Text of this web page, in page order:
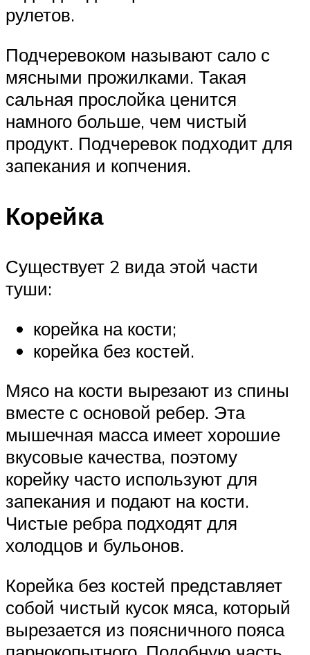
рулетов.
Подчеревоком называют сало с
мясными прожилками. Такая
сальная прослойка ценится
намного больше, чем чистый
продукт. Подчеревок подходит для
запекания и копчения.
Корейка
Существует 2 вида этой части
туши:
корейка на кости;
корейка без костей.
Мясо на кости вырезают из спины
вместе с основой ребер. Эта
мышечная масса имеет хорошие
вкусовые качества, поэтому
корейку часто используют для
запекания и подают на кости.
Чистые ребра подходят для
холодцов и бульонов.
Корейка без костей представляет
собой чистый кусок мяса, который
вырезается из поясничного пояса